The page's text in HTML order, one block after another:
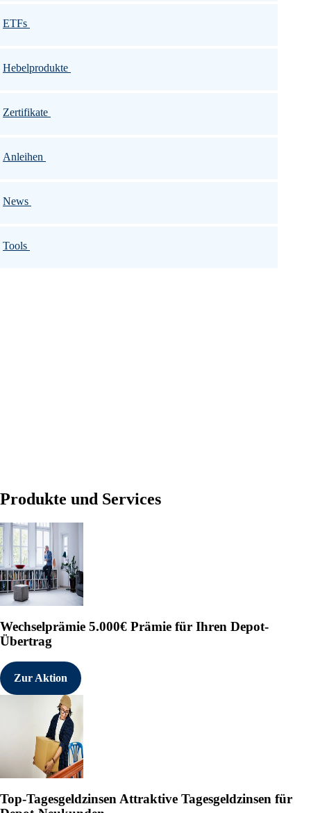
ETFs
Hebelprodukte
Zertifikate
Anleihen
News
Tools
Produkte und Services
Wechselprämie 5.000€ Prämie für Ihren Depot-
Übertrag
Zur Aktion
Top-Tagesgeldzinsen Attraktive Tagesgeldzinsen für